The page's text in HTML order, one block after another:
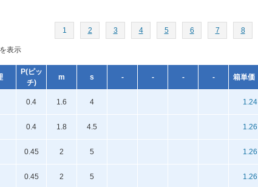
1 2 3 4 5 6 7 8
表示
P(ピッ
チ)
m s - - - - 箱単価
0.4 1.6 4 1.24
0.4 1.8 4.5 1.26
0.45 2 5 1.26
0.45 2 5 1.26